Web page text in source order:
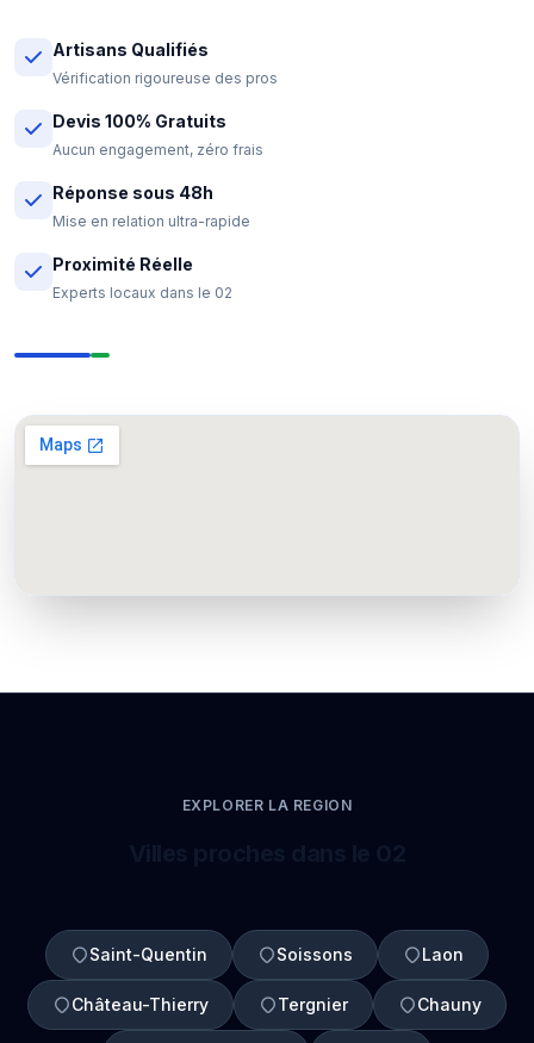
Artisans Qualifiés
Vérification rigoureuse des pros
Devis 100% Gratuits
Aucun engagement, zéro frais
Réponse sous 48h
Mise en relation ultra-rapide
Proximité Réelle
Experts locaux dans le 02
EXPLORER LA REGION
Saint-Quentin Soissons Laon
Château-Thierry Tergnier Chauny